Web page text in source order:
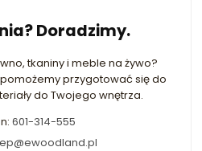
Doradzimy.
tkaniny i meble na żywo?
przygotować się do
do Twojego wnętrza.
601-314-555